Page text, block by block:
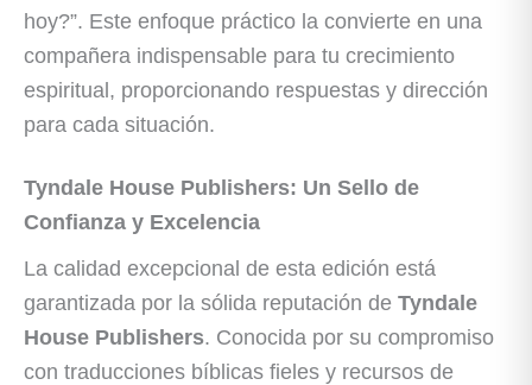
hoy?”. Este enfoque práctico la convierte en una
compañera indispensable para tu crecimiento
espiritual, proporcionando respuestas y dirección
para cada situación.
Tyndale House Publishers: Un Sello de
Confianza y Excelencia
La calidad excepcional de esta edición está
garantizada por la sólida reputación de Tyndale
House Publishers. Conocida por su compromiso
con traducciones bíblicas fieles y recursos de